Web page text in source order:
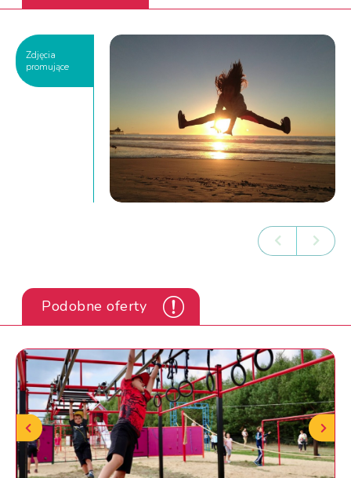
Zdjęcia
promujące
Podobne oferty